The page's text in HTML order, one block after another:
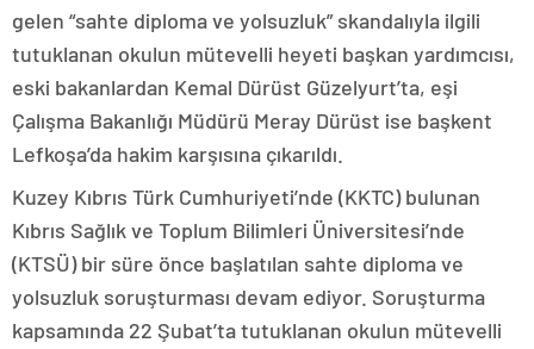
gelen “sahte diploma ve yolsuzluk” skandalıyla ilgili
tutuklanan okulun mütevelli heyeti başkan yardımcısı,
eski bakanlardan Kemal Dürüst Güzelyurt’ta, eşi
Çalışma Bakanlığı Müdürü Meray Dürüst ise başkent
Lefkoşa’da hakim karşısına çıkarıldı.
Kuzey Kıbrıs Türk Cumhuriyeti’nde (KKTC) bulunan
Kıbrıs Sağlık ve Toplum Bilimleri Üniversitesi’nde
(KTSÜ) bir süre önce başlatılan sahte diploma ve
yolsuzluk soruşturması devam ediyor. Soruşturma
kapsamında 22 Şubat’ta tutuklanan okulun mütevelli